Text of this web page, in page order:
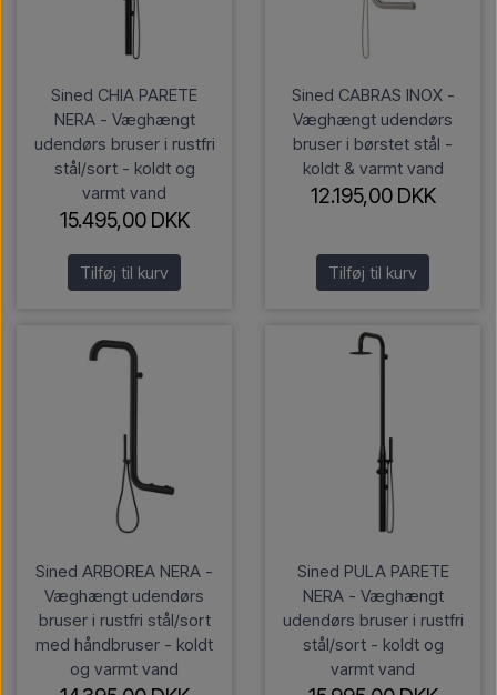
Sined CHIA PARETE
NERA - Væghængt
udendørs bruser i rustfri
stål/sort - koldt og
varmt vand
15.495,00 DKK
Tilføj til kurv
Sined CABRAS INOX -
Væghængt udendørs
bruser i børstet stål -
koldt & varmt vand
12.195,00 DKK
Tilføj til kurv
Sined ARBOREA NERA -
Væghængt udendørs
bruser i rustfri stål/sort
med håndbruser - koldt
og varmt vand
Sined PULA PARETE
NERA - Væghængt
udendørs bruser i rustfri
stål/sort - koldt og
varmt vand